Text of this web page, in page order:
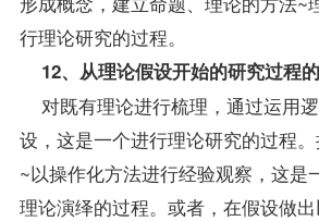
行理论研究的过程。
12、从理论假设开始的研究过程
对既有理论进行梳理，通过运用
设，这是一个进行理论研究的过程
~以操作化方法进行经验观察，这是
理论演绎的过程。或者，在假设做